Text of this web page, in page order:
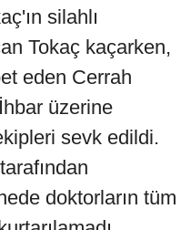
silahlı
Tokaç kaçarken,
eden Cerrah
üzerine
sevk edildi.
doktorların tüm